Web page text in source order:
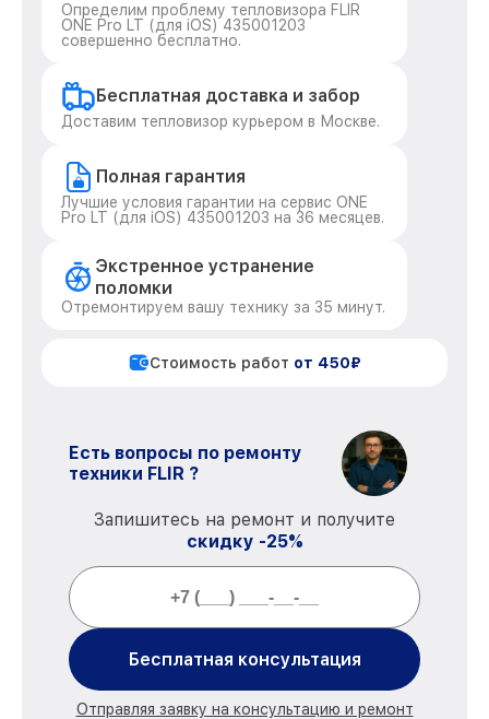
Определим проблему тепловизора FLIR
ONE Pro LT (для iOS) 435001203
совершенно бесплатно.
Бесплатная доставка и забор
Доставим тепловизор курьером в Москве.
Полная гарантия
Лучшие условия гарантии на сервис ONE
Pro LT (для iOS) 435001203 на 36 месяцев.
Экстренное устранение
поломки
Отремонтируем вашу технику за 35 минут.
Стоимость работ от 450₽
Есть вопросы по ремонту
техники FLIR ?
Запишитесь на ремонт и получите
скидку -25%
Бесплатная консультация
Отправляя заявку на консультацию и ремонт